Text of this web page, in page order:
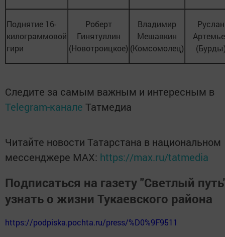
Поднятие 16-
килограммовой
гири
Роберт
Гинятуллин
(Новотроицкое)
Владимир
Мешавкин
(Комсомолец)
Руслан
Следите за самым важным и интересным в
Telegram-канале Татмедиа
Читайте новости Татарстана в национальном
мессенджере MАХ: https://max.ru/tatmedia
Подписаться на газету "Светлый
узнать о жизни Тукаевского района
https://podpiska.pochta.ru/press/%D0%9F9511